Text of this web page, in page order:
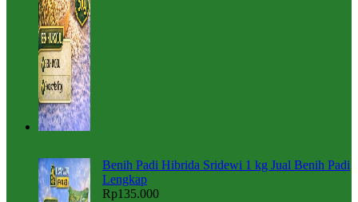
Benih Padi Hibrida Sridewi 1 kg Jual Benih Padi
Lengkap
Rp135.000